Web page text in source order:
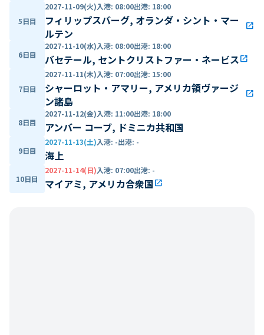
5日目
2027-11-09(火)入港: 08:00出港: 18:00
フィリップスバーグ, オランダ・シント・マー
ルテン
open_in_new
6日目
2027-11-10(水)入港: 08:00出港: 18:00
バセテール, セントクリストファー・ネービスopen_in_new
7日目
2027-11-11(木)入港: 07:00出港: 15:00
シャーロット・アマリー, アメリカ領ヴァージ
ン諸島
open_in_new
8日目
2027-11-12(金)入港: 11:00出港: 18:00
アンバー コーブ, ドミニカ共和国
9日目
2027-11-13(土)入港: -出港: -
海上
10日目
2027-11-14(日)入港: 07:00出港: -
マイアミ, アメリカ合衆国open_in_new